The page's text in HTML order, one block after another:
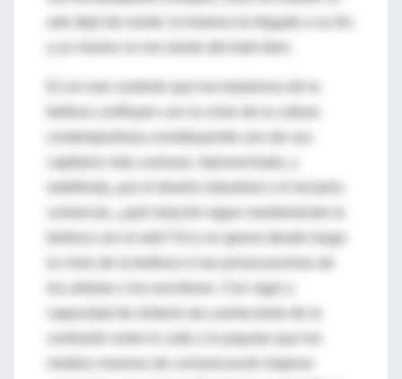
arte dejó de existir, la historia ha llegado a su fin,
contemporánea constituyendo uno de sus
capítulos más curiosos. Aprovechada, y
comercial, ¿qué relación sigue manteniendo la
belleza con el arte? Eco no ignora desde luego
los artistas o los escritores. Con vigor y
capacidad de síntesis da cuenta tanto de la
medios masivos de comunicación trajeron